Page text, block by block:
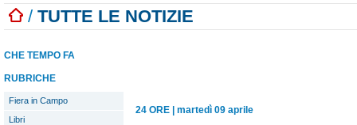
/ TUTTE LE NOTIZIE
CHE TEMPO FA
RUBRICHE
Fiera in Campo
Libri
24 ORE martedì 09 aprile